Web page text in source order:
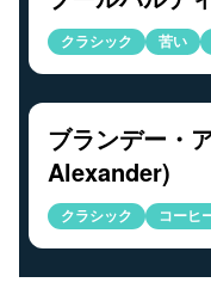
クラシック 苦い
ブランデー・
Alexander)
クラシック コーヒ